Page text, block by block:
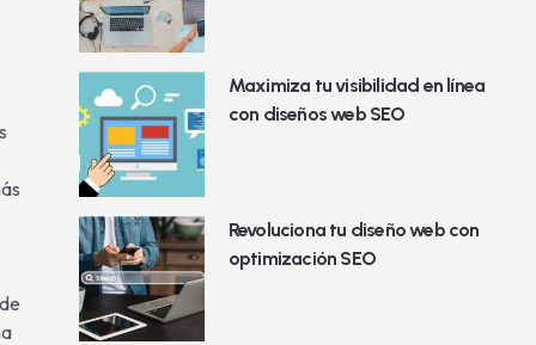
Maximiza tu visibilidad en línea
con diseños web SEO
Revoluciona tu diseño web con
optimización SEO